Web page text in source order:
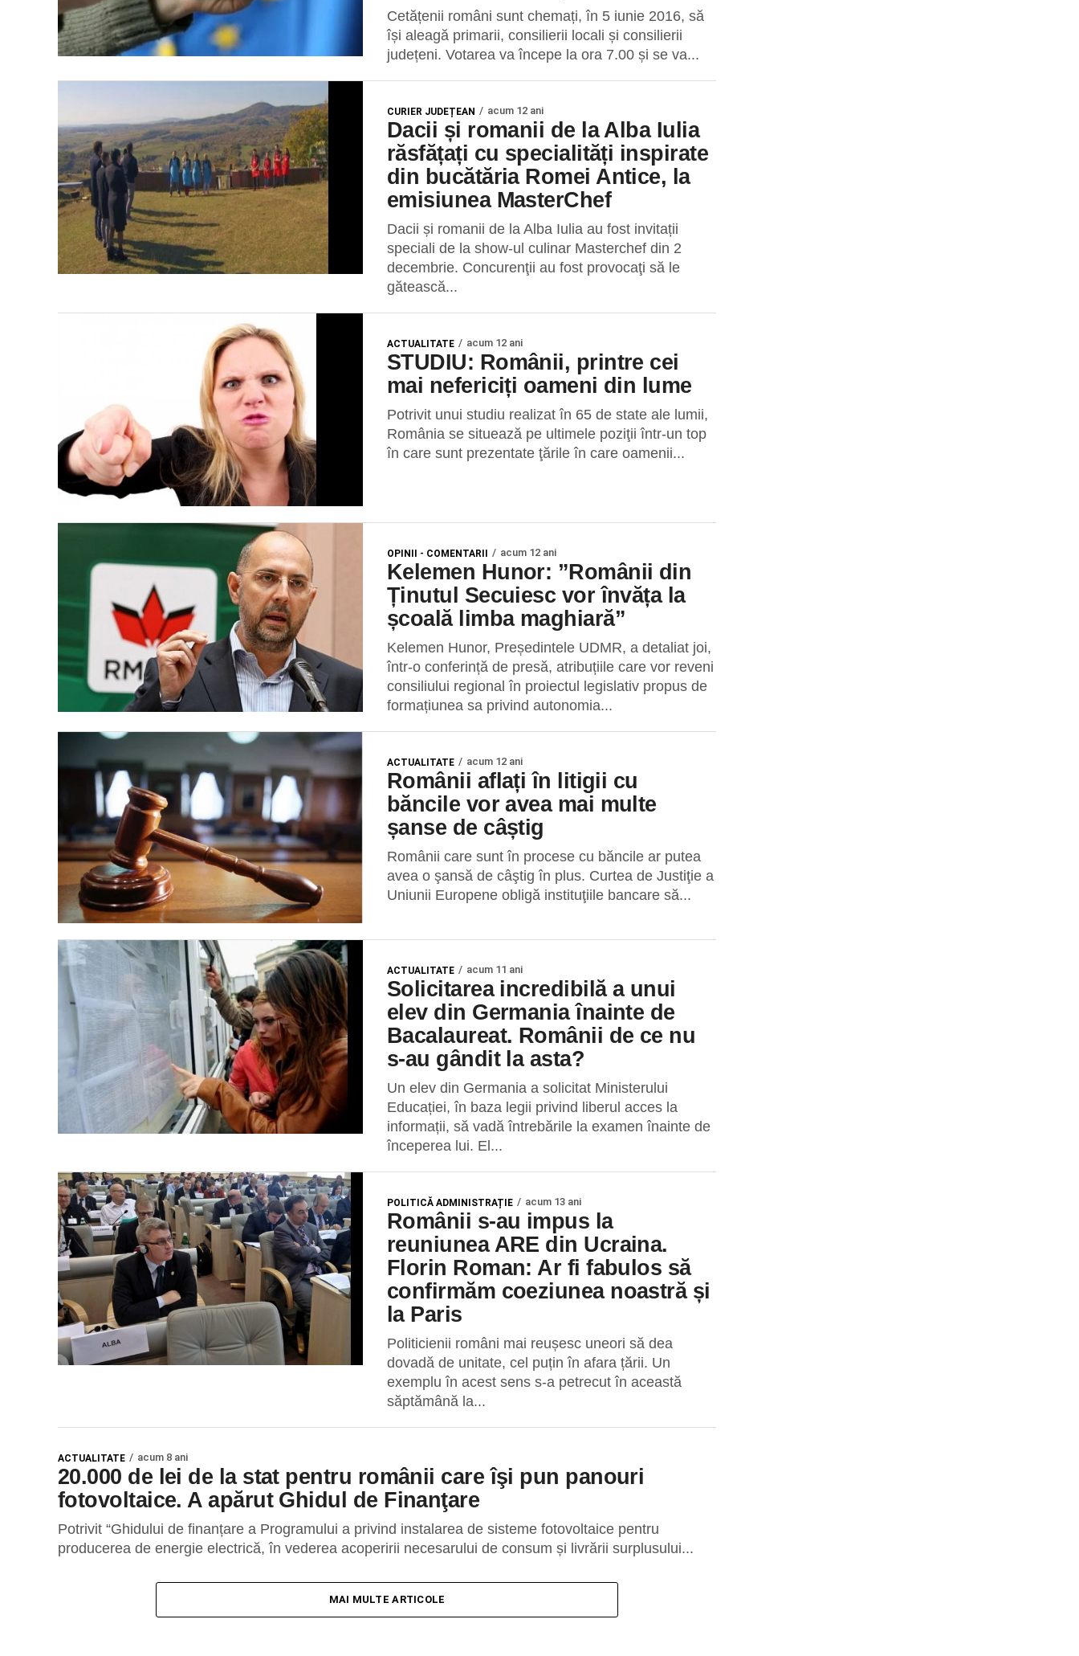
Cetățenii români sunt chemați, în 5 iunie 2016, să
își aleagă primarii, consilierii locali și consilierii
județeni. Votarea va începe la ora 7.00 și se va...
CURIER JUDEȚEAN acum 12 ani
Dacii și romanii de la Alba Iulia
răsfățați cu specialități inspirate
din bucătăria Romei Antice, la
emisiunea MasterChef
Dacii și romanii de la Alba Iulia au fost invitații
speciali de la show-ul culinar Masterchef din 2
decembrie. Concurenţii au fost provocaţi să le
gătească...
ACTUALITATE acum 12 ani
STUDIU: Românii, printre cei
mai nefericiți oameni din lume
Potrivit unui studiu realizat în 65 de state ale lumii,
România se situează pe ultimele poziţii într-un top
în care sunt prezentate ţările în care oamenii...
OPINII - COMENTARII acum 12 ani
Kelemen Hunor: ”Românii din
Ținutul Secuiesc vor învăța la
școală limba maghiară”
Kelemen Hunor, Președintele UDMR, a detaliat joi,
într-o conferință de presă, atribuțiile care vor reveni
consiliului regional în proiectul legislativ propus de
formațiunea sa privind autonomia...
ACTUALITATE acum 12 ani
Românii aflați în litigii cu
băncile vor avea mai multe
șanse de câștig
Românii care sunt în procese cu băncile ar putea
avea o şansă de câştig în plus. Curtea de Justiţie a
Uniunii Europene obligă instituţiile bancare să...
ACTUALITATE acum 11 ani
Solicitarea incredibilă a unui
elev din Germania înainte de
Bacalaureat. Românii de ce nu
s-au gândit la asta?
Un elev din Germania a solicitat Ministerului
Educației, în baza legii privind liberul acces la
informații, să vadă întrebările la examen înainte de
începerea lui. El...
POLITICĂ ADMINISTRAȚIE acum 13 ani
Românii s-au impus la
reuniunea ARE din Ucraina.
Florin Roman: Ar fi fabulos să
confirmăm coeziunea noastră și
la Paris
Politicienii români mai reușesc uneori să dea
dovadă de unitate, cel puțin în afara țării. Un
exemplu în acest sens s-a petrecut în această
săptămână la...
ACTUALITATE acum 8 ani
20.000 de lei de la stat pentru românii care îşi pun panouri
fotovoltaice. A apărut Ghidul de Finanţare
Potrivit “Ghidului de finanțare a Programului a privind instalarea de sisteme fotovoltaice pentru
producerea de energie electrică, în vederea acoperirii necesarului de consum și livrării surplusului...
MAI MULTE ARTICOLE